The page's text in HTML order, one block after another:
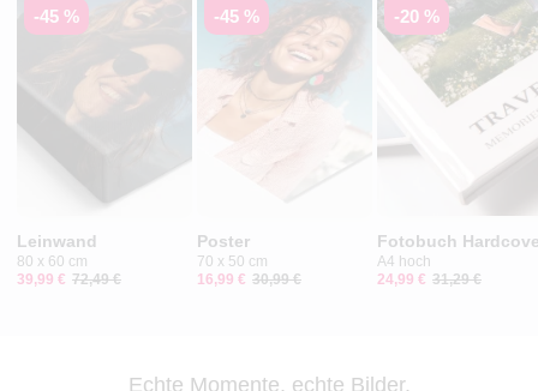
-45 %
Leinwand
80 x 60 cm
39,99 € 72,49 €
-45 %
Poster
70 x 50 cm
16,99 € 30,99 €
-20 %
Fotobuch
A4 hoch
24,99 € 31,29 €
Echte Momente, echte Bilder.